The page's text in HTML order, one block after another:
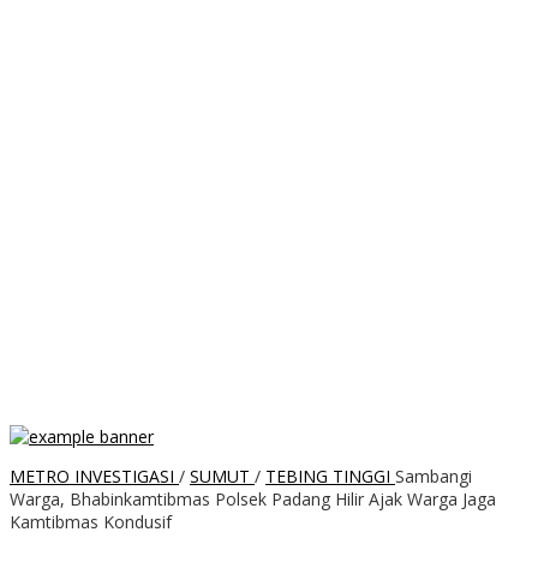
METRO INVESTIGASI / SUMUT / TEBING TINGGI Sambangi
Warga, Bhabinkamtibmas Polsek Padang Hilir Ajak Warga Jaga
Kamtibmas Kondusif